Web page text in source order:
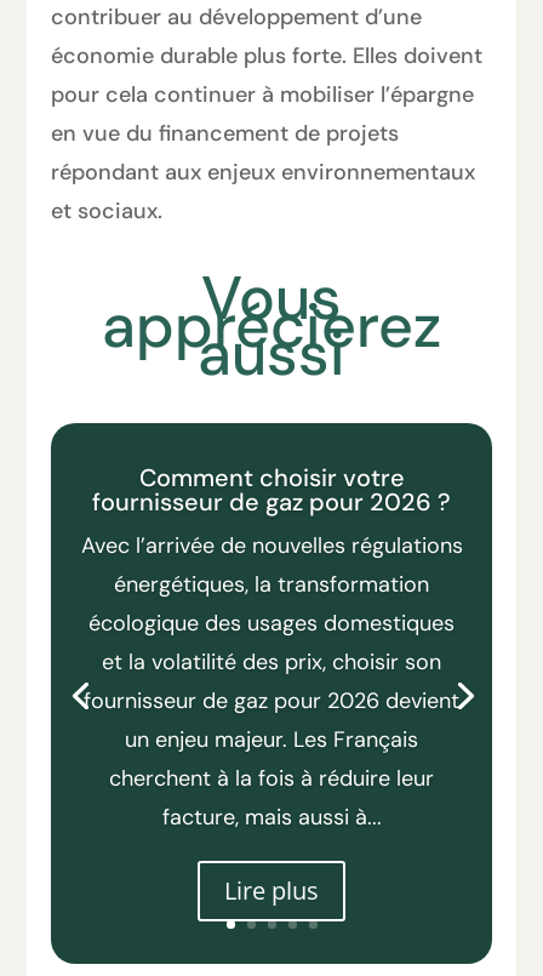
contribuer au développement d’une
économie durable plus forte. Elles doivent
pour cela continuer à mobiliser l’épargne
en vue du financement de projets
répondant aux enjeux environnementaux
et sociaux.
Vous
apprécierez
aussi
Comment choisir votre
fournisseur de gaz pour 2026 ?
Avec l’arrivée de nouvelles régulations
énergétiques, la transformation
écologique des usages domestiques
et la volatilité des prix, choisir son
fournisseur de gaz pour 2026 devient
un enjeu majeur. Les Français
cherchent à la fois à réduire leur
facture, mais aussi à...
Lire plus